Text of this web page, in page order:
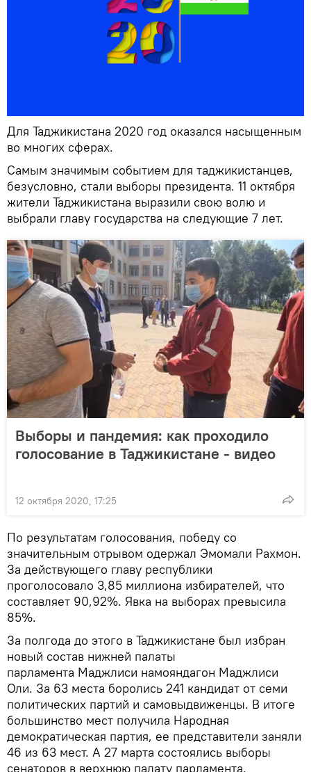
Для Таджикистана 2020 год оказался насыщенным
во многих сферах.
Самым значимым событием для таджикистанцев,
безусловно, стали выборы президента. 11 октября
жители Таджикистана выразили свою волю и
выбрали главу государства на следующие 7 лет.
Выборы и пандемия: как проходило
голосование в Таджикистане - видео
12 октября 2020, 17:25
По результатам голосования, победу со
значительным отрывом одержал Эмомали Рахмон.
За действующего главу республики
проголосовало 3,85 миллиона избирателей, что
составляет 90,92%. Явка на выборах превысила
85%.
За полгода до этого в Таджикистане был избран
новый состав нижней палаты
парламента Маджлиси намояндагон Маджлиси
Оли. За 63 места боролись 241 кандидат от семи
политических партий и самовыдвиженцы. В итоге
большинство мест получила Народная
демократическая партия, ее представители заняли
46 из 63 мест. А 27 марта состоялись выборы
сенаторов в верхнюю палату парламента.